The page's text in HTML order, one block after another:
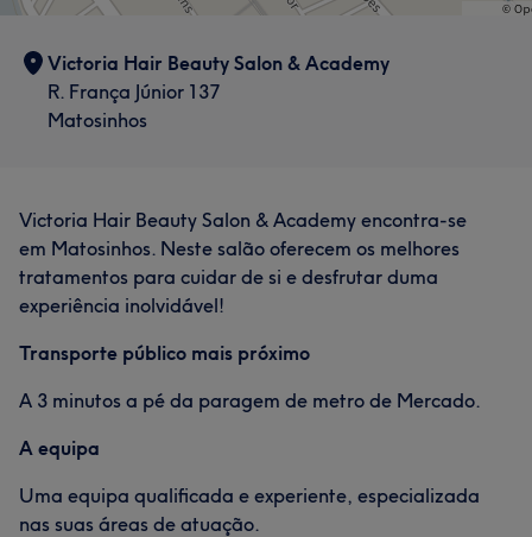
Victoria Hair Beauty Salon & Academy
R. França Júnior 137
Matosinhos
Victoria Hair Beauty Salon & Academy encontra-se
em Matosinhos. Neste salão oferecem os melhores
tratamentos para cuidar de si e desfrutar duma
experiência inolvidável!
Transporte público mais próximo
A 3 minutos a pé da paragem de metro de Mercado.
A equipa
Uma equipa qualificada e experiente, especializada
nas suas áreas de atuação.